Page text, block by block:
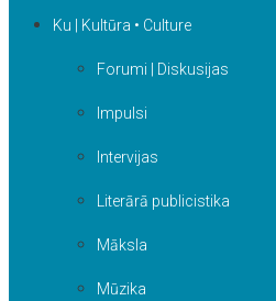
Ku | Kultūra • Culture
Forumi | Diskusijas
Impulsi
Intervijas
Literārā publicistika
Māksla
Mūzika